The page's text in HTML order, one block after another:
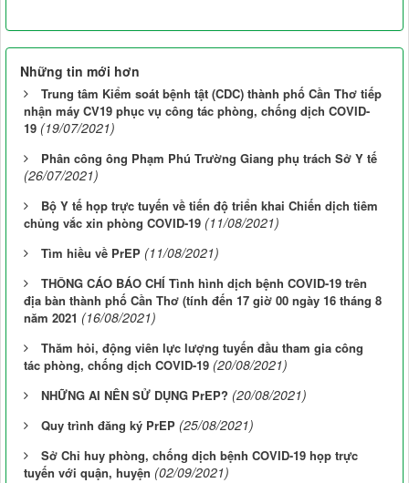
Những tin mới hơn
Trung tâm Kiểm soát bệnh tật (CDC) thành phố Cần Thơ tiếp
nhận máy CV19 phục vụ công tác phòng, chống dịch COVID-
19 (19/07/2021)
Phân công ông Phạm Phú Trường Giang phụ trách Sở Y tế
(26/07/2021)
Bộ Y tế họp trực tuyến về tiến độ triển khai Chiến dịch tiêm
chủng vắc xin phòng COVID-19 (11/08/2021)
Tìm hiều về PrEP (11/08/2021)
THÔNG CÁO BÁO CHÍ Tình hình dịch bệnh COVID-19 trên
địa bàn thành phố Cần Thơ (tính đến 17 giờ 00 ngày 16 tháng 8
năm 2021 (16/08/2021)
Thăm hỏi, động viên lực lượng tuyến đầu tham gia công
tác phòng, chống dịch COVID-19 (20/08/2021)
NHỮNG AI NÊN SỬ DỤNG PrEP? (20/08/2021)
Quy trình đăng ký PrEP (25/08/2021)
Sở Chỉ huy phòng, chống dịch bệnh COVID-19 họp trực
tuyến với quận, huyện (02/09/2021)